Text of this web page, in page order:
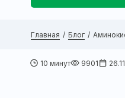
Главная Блог
10 минут 9901